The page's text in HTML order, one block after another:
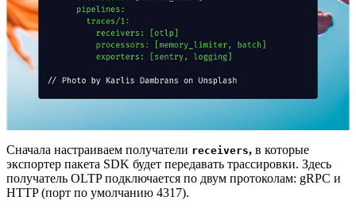
Сначала настраиваем получатели receivers, в которые
экспортер пакета SDK будет передавать трассировки. Здесь
получатель OLTP подключается по двум протоколам: gRPC и
HTTP (порт по умолчанию 4317).